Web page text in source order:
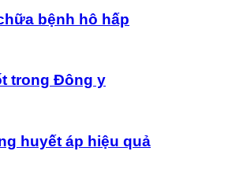
bệnh hô hấp
trong Đông y
huyết áp hiệu quả